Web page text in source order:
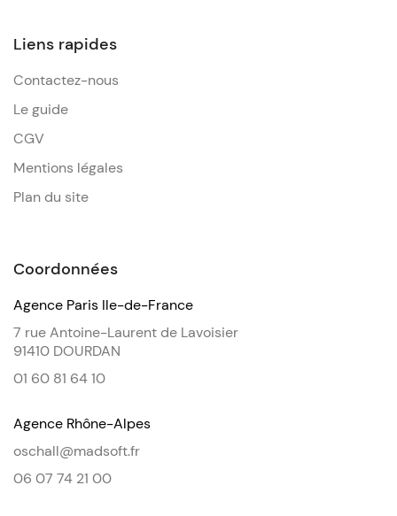
Liens rapides
Contactez-nous
Le guide
CGV
Mentions légales
Plan du site
Coordonnées
Agence Paris Ile-de-France
7 rue Antoine-Laurent de Lavoisier
91410 DOURDAN
01 60 81 64 10
Agence Rhône-Alpes
oschall@madsoft.fr
06 07 74 21 00